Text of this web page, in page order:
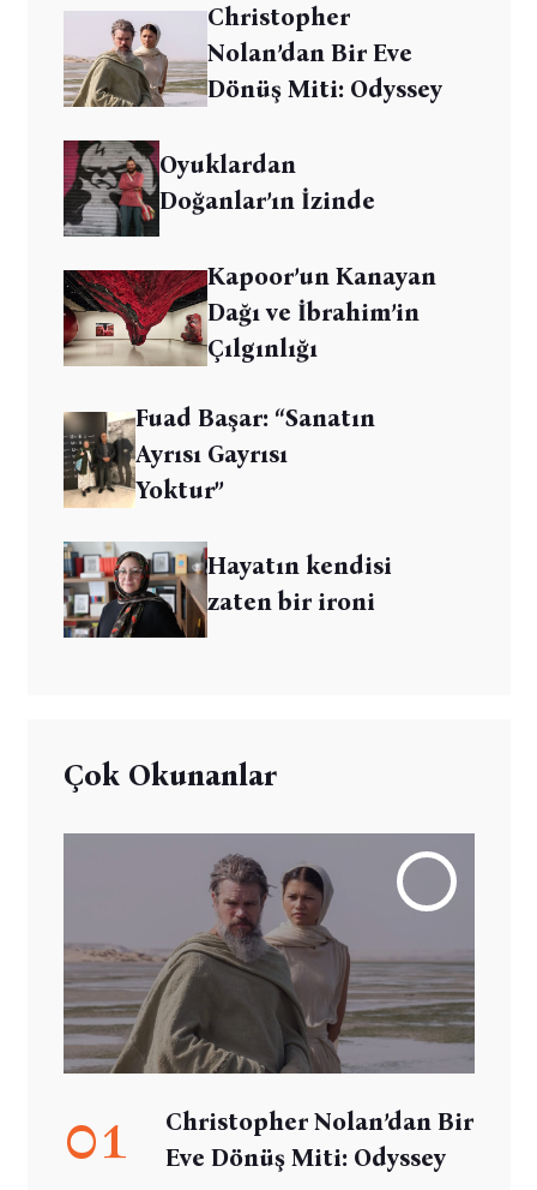
Christopher
Nolan’dan Bir Eve
Dönüş Miti: Odyssey
Oyuklardan
Doğanlar’ın İzinde
Kapoor’un Kanayan
Dağı ve İbrahim’in
Çılgınlığı
Fuad Başar: “Sanatın
Ayrısı Gayrısı
Yoktur”
Hayatın kendisi
zaten bir ironi
Çok Okunanlar
01
Christopher Nolan’dan Bir
Eve Dönüş Miti: Odyssey